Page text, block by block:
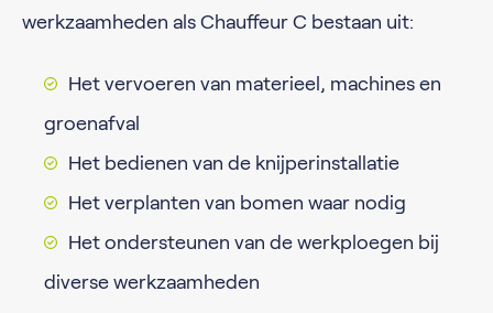
werkzaamheden als Chauffeur C bestaan uit:
Het vervoeren van materieel, machines en
groenafval
Het bedienen van de knijperinstallatie
Het verplanten van bomen waar nodig
Het ondersteunen van de werkploegen bij
diverse werkzaamheden